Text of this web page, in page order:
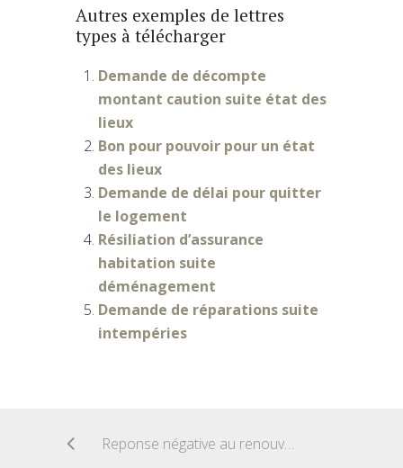
Autres exemples de lettres
types à télécharger
Demande de décompte
montant caution suite état des
lieux
Bon pour pouvoir pour un état
des lieux
Demande de délai pour quitter
le logement
Résiliation d’assurance
habitation suite
déménagement
Demande de réparations suite
intempéries
Reponse négative au renouvellement proprietaire